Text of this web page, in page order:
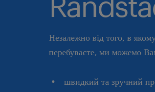
Незалежно від того, в
перебуваєте, ми можемо
швидкий та зручний